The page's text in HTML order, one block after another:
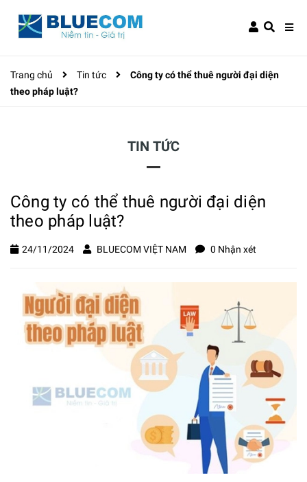
Trang chủ Tin tức
Công ty có thể thuê người đại diện
theo pháp luật?
TIN TỨC
Công ty có thể thuê người đại diện
theo pháp luật?
24/11/2024 BLUECOM VIỆT NAM 0 Nhận xét